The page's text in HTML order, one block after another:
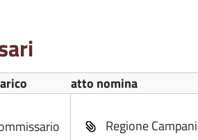
atto nomina
Regione